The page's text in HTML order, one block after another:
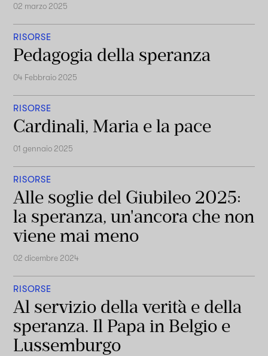
02 marzo 2025
RISORSE
Pedagogia della speranza
04 Febbraio 2025
RISORSE
Cardinali, Maria e la pace
01 gennaio 2025
RISORSE
Alle soglie del Giubileo 2025:
la speranza, un'ancora che non
viene mai meno
02 dicembre 2024
RISORSE
Al servizio della verità e della
speranza. Il Papa in Belgio e
Lussemburgo